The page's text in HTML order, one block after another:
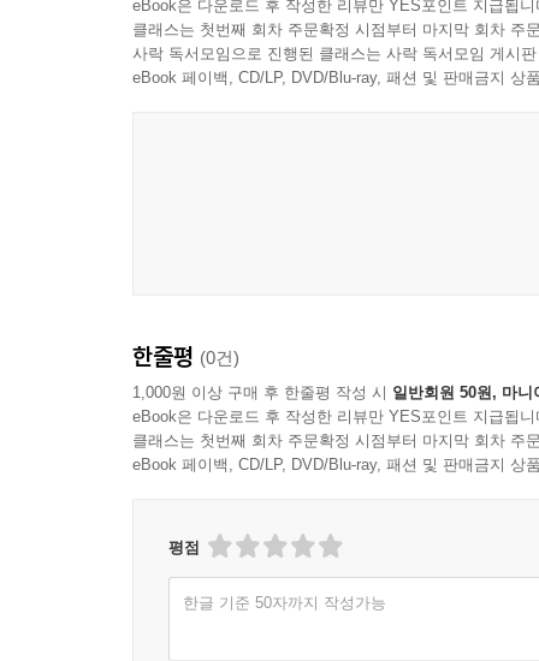
문득 한기를 느낀 그녀는, 조용히 현관까지 가서
…… 어두워서 아무것도 안 보여.
오늘 아침은 일어났을 때부터 비가 내렸고, 확실
엽기적인 자의 피다.
그 목소리를 듣고 얼굴에서 핏기가 싹 빠져나가는
--- p.356
◆ 우연히 모인 네 사람
정해진 시각 기차역에 네 사람이 모인다. 일면
인사나 말에 아무 반응도 보이지 않지만, K는 그
이야기에 K는 어느덧 집중하게 되고, 그녀는 그것
K는 이내 혼란에 빠진다.
편집자로 일하던 시절 ‘나’는 점성술 관련
이야기하다가, 그녀로부터 대학 시절의 무서운
친구에게서 통학길에 이상한 여자를 봤다는 이야
eBook은 다운로드 후 작성한 리뷰만 YES포인트 지급됩니
클래스는 첫번째 회차 주문확정 시점부터 마지막 회차 주
사락 독서모임으로 진행된 클래스는 사락 독서모임 게시
eBook 페이백, CD/LP, DVD/Blu-ray, 패션 및 판매금지 상
한줄평 (0건)
1,000원 이상 구매 후 한줄평 작성 시 일반회원 50원, 마니
eBook은 다운로드 후 작성한 리뷰만 YES포인트 지급됩니
클래스는 첫번째 회차 주문확정 시점부터 마지막 회차 주
eBook 페이백, CD/LP, DVD/Blu-ray, 패션 및 판매금지 상
평점
한글 기준 50자까지 작성가능